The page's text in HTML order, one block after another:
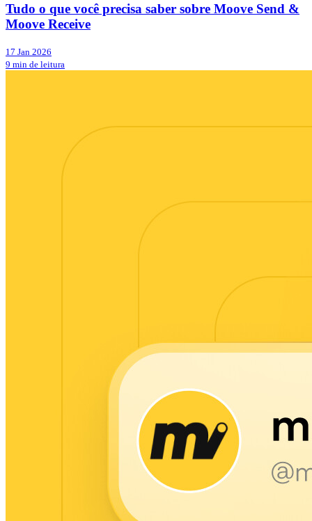
Tudo o que você precisa saber sobre Moove Send &
Moove Receive
17 Jan 2026
9 min de leitura